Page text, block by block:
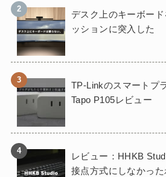
デスク上のキーボー
ッションに突入した
TP-Linkのスマートプ
Tapo P105レビュー
レビュー：HHKB
接点方式にしなかった